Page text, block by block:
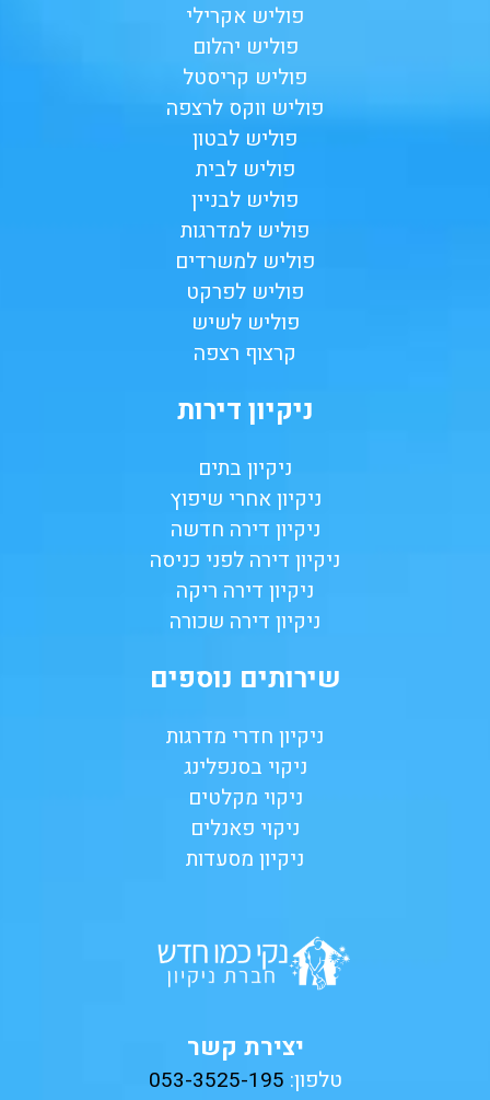
פוליש אקרילי
פוליש יהלום
פוליש קריסטל
פוליש ווקס לרצפה
פוליש לבטון
פוליש לבית
פוליש לבניין
פוליש למדרגות
פוליש למשרדים
פוליש לפרקט
פוליש לשיש
קרצוף רצפה
ניקיון דירות
ניקיון בתים
ניקיון אחרי שיפוץ
ניקיון דירה חדשה
ניקיון דירה לפני כניסה
ניקיון דירה ריקה
ניקיון דירה שכורה
שירותים נוספים
ניקיון חדרי מדרגות
ניקוי בסנפלינג
ניקוי מקלטים
ניקוי פאנלים
ניקיון מסעדות
יצירת קשר
טלפון: 053-3525-195